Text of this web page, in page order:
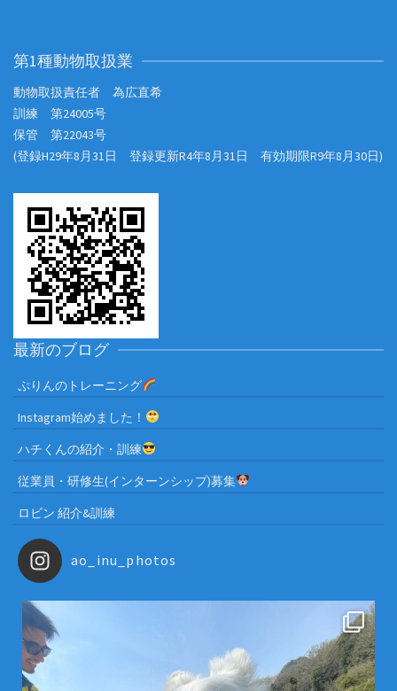
第1種動物取扱業
動物取扱責任者 為広直希
訓練 第24005号
保管 第22043号
(登録H29年8月31日 登録更新R4年8月31日 有効期限R9年8月30日)
最新のブログ
ぷりんのトレーニング
Instagram始めました！
ハチくんの紹介・訓練
従業員・研修生(インターンシップ)募集
ロビン 紹介&訓練
ao_inu_photos